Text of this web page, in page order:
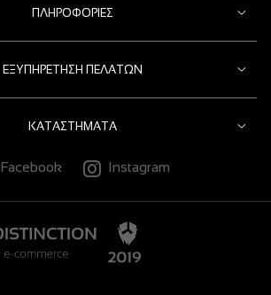
ΠΛΗΡΟΦΟΡΊΕΣ
ΕΞΥΠΗΡΈΤΗΣΗ ΠΕΛΑΤΏΝ
ΚΑΤΑΣΤΉΜΑΤΑ
Facebook Instagram